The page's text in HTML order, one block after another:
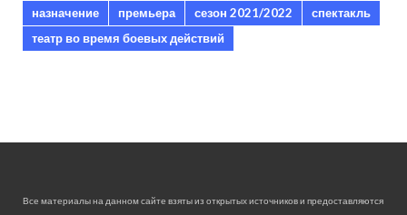
назначение
премьера сезон 2021/2022
спектакль
театр во время боевых действий
Все материалы на данном сайте взяты из открытых источников и предоставляются